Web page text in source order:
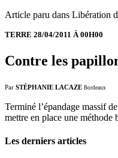
Article paru dans Libération
TERRE 28/04/2011 À 00H00
Contre les
Par STÉPHANIE LACAZE Bordeaux
Terminé l’épandage massif
mettre en place une
Les derniers articles